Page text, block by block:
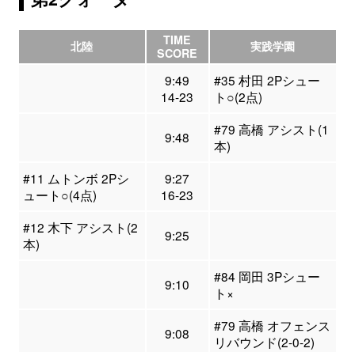
北陸
TIME
SCORE
実践学園
9:49
14-23
#35 村田 2Pシュー
ト○(2点)
9:48
#79 高橋 アシスト(1
本)
#11 ムトンボ 2Pシ
ュート○(4点)
9:27
16-23
#12 木下 アシスト(2
本)
9:25
9:10
#84 岡田 3Pシュー
ト×
9:08
#79 高橋 オフェンス
リバウンド(2-0-2)